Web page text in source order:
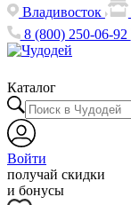
Владивосток
8 (800) 250-06-92
Каталог
Войти
получай скидки
и бонусы